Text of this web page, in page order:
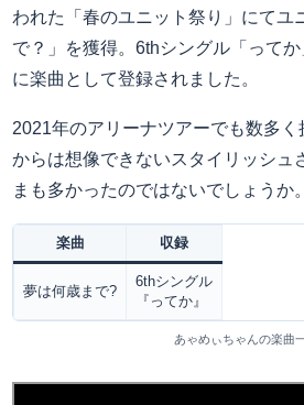
われた「春のユニット祭り」にてユ
で？」を獲得。6thシングル「って
に楽曲として登録されました。
2021年のアリーナツアーでも数多く
からは想像できないスタイリッシュ
まも多かったのではないでしょうか。
楽曲 収録
夢は何歳まで?
6thシングル
『ってか』
あゃめぃちゃんの楽曲